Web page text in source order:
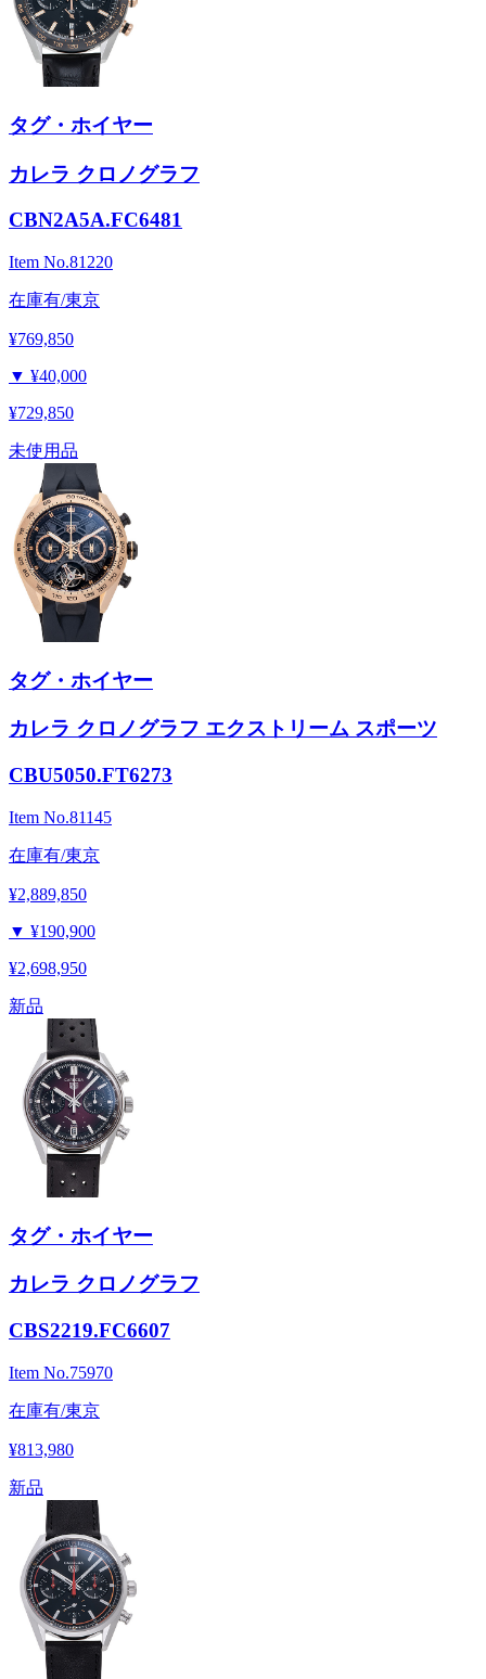
タグ・ホイヤー
カレラ クロノグラフ
CBN2A5A.FC6481
Item No.81220
在庫有/東京
¥769,850
▼ ¥40,000
¥729,850
未使用品
タグ・ホイヤー
カレラ クロノグラフ エクストリーム スポーツ
CBU5050.FT6273
Item No.81145
在庫有/東京
¥2,889,850
▼ ¥190,900
¥2,698,950
新品
タグ・ホイヤー
カレラ クロノグラフ
CBS2219.FC6607
Item No.75970
在庫有/東京
¥813,980
新品